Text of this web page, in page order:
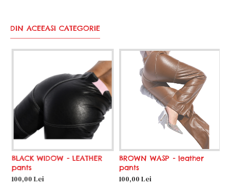
DIN ACEEASI CATEGORIE
BLACK WIDOW - LEATHER
pants
100,00 Lei
BROWN WASP - leather
pants
100,00 Lei